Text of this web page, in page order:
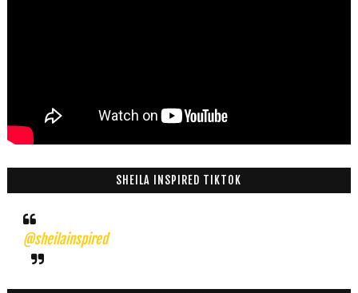
SHEILA INSPIRED TIKTOK
@sheilainspired